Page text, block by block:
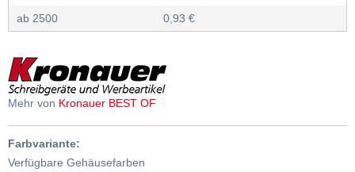
ab 2500 0,93 €
Mehr von Kronauer BEST OF
Farbvariante:
Verfügbare Gehäusefarben